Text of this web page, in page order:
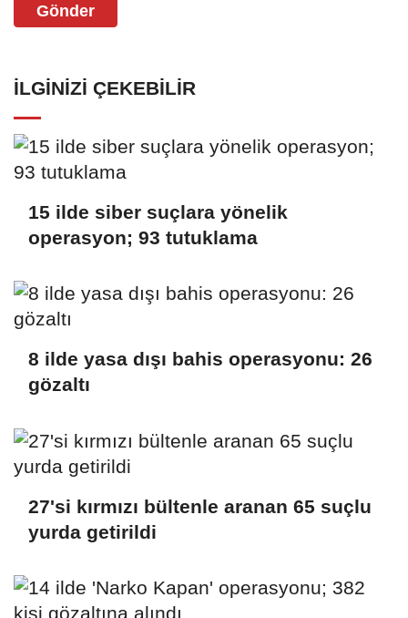
Gönder
İLGINIZI ÇEKEBILIR
15 ilde siber suçlara yönelik
operasyon; 93 tutuklama
8 ilde yasa dışı bahis operasyonu: 26
gözaltı
27'si kırmızı bültenle aranan 65 suçlu
yurda getirildi